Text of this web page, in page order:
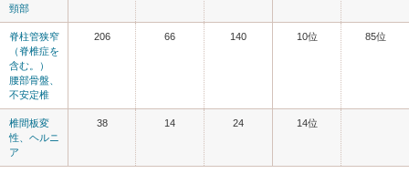
頸部
脊柱管狭窄
（脊椎症を
含む。）
腰部骨盤、
不安定椎
206 66 140 10位 85位
椎間板変
性、ヘルニ
ア
38 14 24 14位